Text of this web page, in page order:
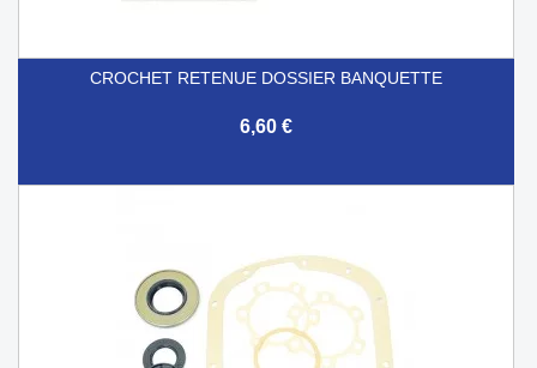
CROCHET RETENUE DOSSIER BANQUETTE
6,60 €